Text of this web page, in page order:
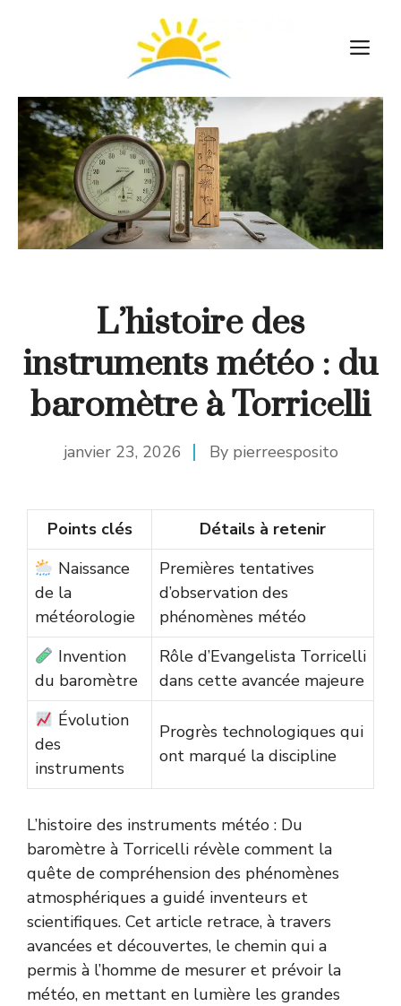
L’histoire des
instruments météo : du
baromètre à Torricelli
janvier 23, 2026 By pierreesposito
Points clés
Détails à retenir
Naissance
de la
météorologie
Premières tentatives
d’observation des
phénomènes météo
Invention
du baromètre
Rôle d’Evangelista Torricelli
dans cette avancée majeure
Évolution
des
instruments
Progrès technologiques qui
ont marqué la discipline
L’histoire des instruments météo : Du
baromètre à Torricelli révèle comment la
quête de compréhension des phénomènes
atmosphériques a guidé inventeurs et
scientifiques. Cet article retrace, à travers
avancées et découvertes, le chemin qui a
permis à l’homme de mesurer et prévoir la
météo, en mettant en lumière les grandes